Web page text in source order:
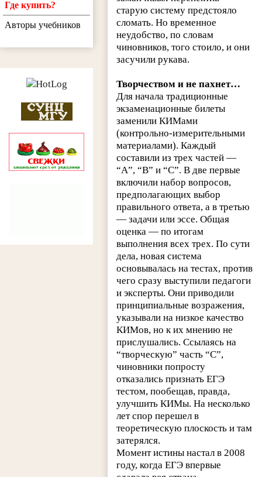
старую систему предстояло
сломать. Но временное
неудобство, по словам
чиновников, того стоило, и они
засучили рукава.
Творчеством и не пахнет…
Для начала традиционные
экзаменационные билеты
заменили КИМами
(контрольно-измерительными
материалами). Каждый
составили из трех частей —
“А”, “В” и “С”. В две первые
включили набор вопросов,
предполагающих выбор
правильного ответа, а в третью
— задачи или эссе. Общая
оценка — по итогам
выполнения всех трех. По сути
дела, новая система
основывалась на тестах, против
чего сразу выступили педагоги
и эксперты. Они приводили
принципиальные возражения,
указывали на низкое качество
КИМов, но к их мнению не
прислушались. Ссылаясь на
“творческую” часть “С”,
чиновники попросту
отказались признать ЕГЭ
тестом, пообещав, правда,
улучшить КИМы. На несколько
лет спор перешел в
теоретическую плоскость и там
затерялся.
Момент истины настал в 2008
году, когда ЕГЭ впервые
Где купить?
Авторы учебников